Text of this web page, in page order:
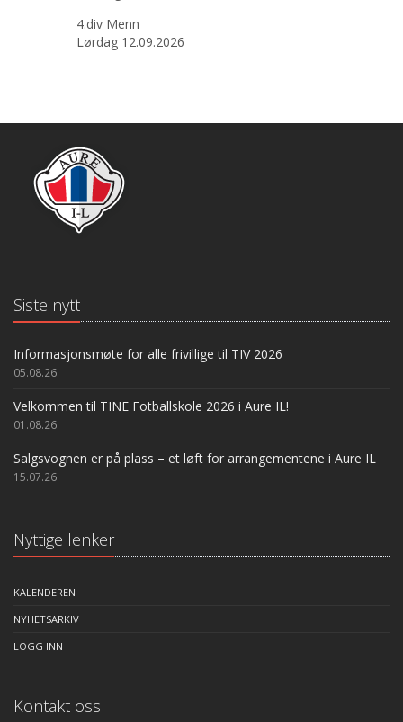
4.div Menn
Lørdag 12.09.2026
Siste nytt
Informasjonsmøte for alle frivillige til TIV 2026
05.08.26
Velkommen til TINE Fotballskole 2026 i Aure IL!
01.08.26
Salgsvognen er på plass – et løft for arrangementene i Aure IL
15.07.26
Nyttige lenker
KALENDEREN
NYHETSARKIV
LOGG INN
Kontakt oss